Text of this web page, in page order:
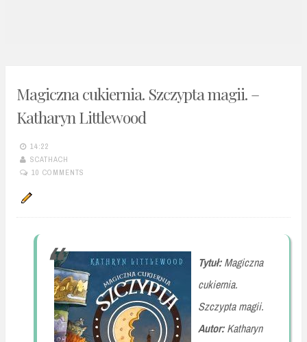
Magiczna cukiernia. Szczypta magii. –
Katharyn Littlewood
14:22
SCATHACH
10 COMMENTS
Tytuł:Magiczna
cukiernia.
Szczypta magii.
Autor:Katharyn